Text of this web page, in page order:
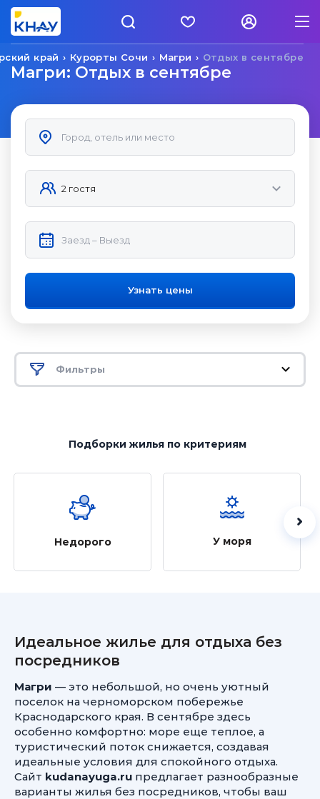
Отдых в сентябре
Магри
Курорты Сочи
край
Магри: Отдых в сентябре
Узнать цены
Фильтры
Подборки жильяпо критериям
Недорого У моря
Идеальное жилье для отдыха без
посредников
Магри — это небольшой, но очень уютный
поселок на черноморском побережье
Краснодарского края. В сентябре здесь
особенно комфортно: море еще теплое, а
туристический поток снижается, создавая
идеальные условия для спокойного отдыха.
Сайт kudanayuga.ru предлагает разнообразные
варианты жилья без посредников, чтобы ваш